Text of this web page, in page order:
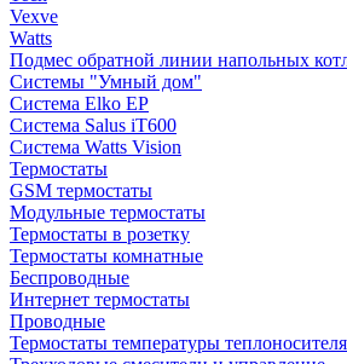
Vexve
Watts
Подмес обратной линии напольных
Системы "Умный дом"
Система Elko EP
Система Salus iT600
Система Watts Vision
Термостаты
GSM термостаты
Модульные термостаты
Термостаты в розетку
Термостаты комнатные
Беспроводные
Интернет термостаты
Проводные
Термостаты температуры